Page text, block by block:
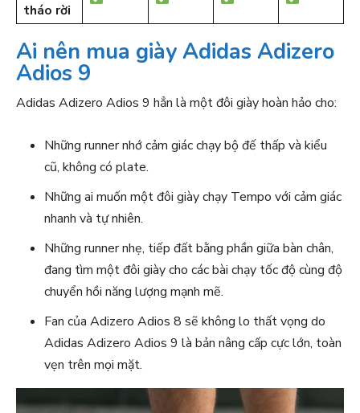
tháo rời
Ai nên mua giày Adidas Adizero
Adios 9
Adidas Adizero Adios 9 hẳn là một đôi giày hoàn hảo cho:
Những runner nhớ cảm giác chạy bộ đế thấp và kiểu
cũ, không có plate.
Những ai muốn một đôi giày chạy Tempo với cảm giác
nhanh và tự nhiên.
Những runner nhẹ, tiếp đất bằng phần giữa bàn chân,
đang tìm một đôi giày cho các bài chạy tốc độ cùng độ
chuyển hồi năng lượng mạnh mẽ.
Fan của Adizero Adios 8 sẽ không lo thất vọng do
Adidas Adizero Adios 9 là bản nâng cấp cực lớn, toàn
vẹn trên mọi mặt.